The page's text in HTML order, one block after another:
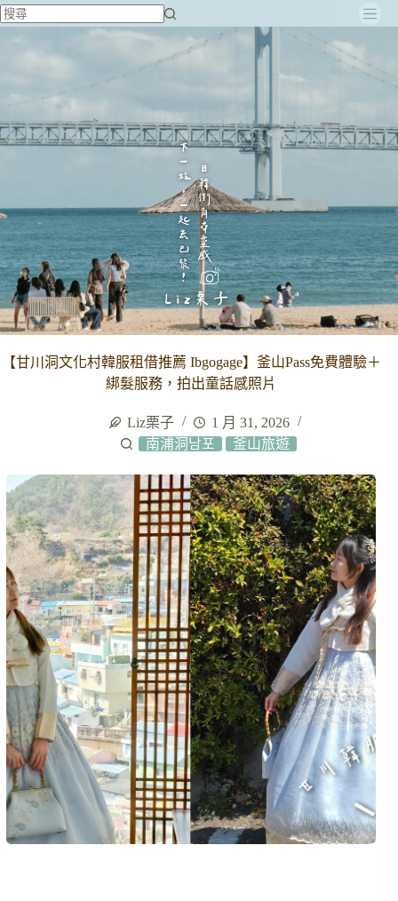
跳
容
【甘川洞文化村韓服租借推薦 Ibgogage】釜山Pass免費體驗＋
綁髮服務，拍出童話感照片
Liz栗子
1 月 31, 2026
南浦洞남포
釜山旅遊